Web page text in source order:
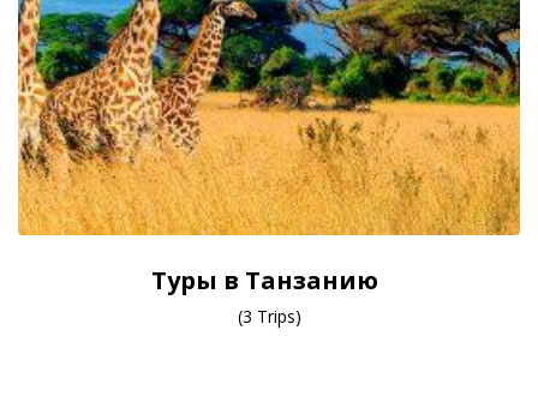
Туры в Танзанию
(3 Trips)